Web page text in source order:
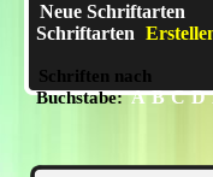
Neue Schriftarten
Schriftarten
Schriften nach
Buchstabe:A B C D